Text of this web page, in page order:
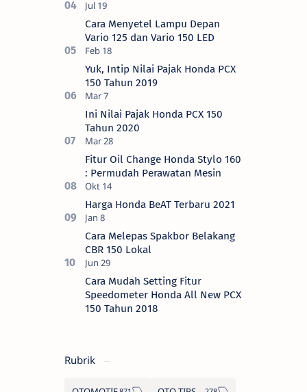
Cara Menyetel Lampu Depan
Vario 125 dan Vario 150 LED
Yuk, Intip Nilai Pajak Honda PCX
150 Tahun 2019
Ini Nilai Pajak Honda PCX 150
Tahun 2020
Fitur Oil Change Honda Stylo 160
: Permudah Perawatan Mesin
Harga Honda BeAT Terbaru 2021
Cara Melepas Spakbor Belakang
CBR 150 Lokal
Cara Mudah Setting Fitur
Speedometer Honda All New PCX
150 Tahun 2018
Rubrik